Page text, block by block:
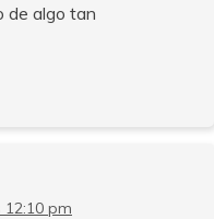
de algo tan
12:10 pm